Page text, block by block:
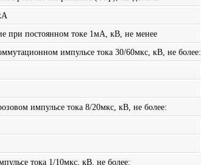
при постоянном токе 1мА, кВ, не менее
импульсе тока 30/60мкс, кВ, не более:
импульсе тока 8/20мкс, кВ, не более:
тока 1/10мкс, кВ, не более: